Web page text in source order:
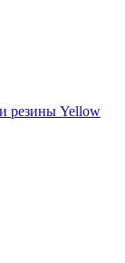
резины Yellow